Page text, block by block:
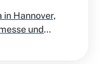
Hannover,
und